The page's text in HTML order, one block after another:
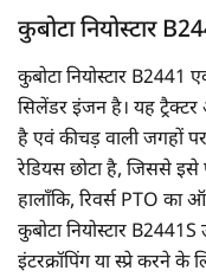
कुबोटा नियोस्टार
कुबोटा नियोस्टार B2441
सिलेंडर इंजन है। यह
है एवं कीचड़ वाली जगहों
रेडियस छोटा है, जिससे इसे
हालाँकि, रिवर्स PTO का
कुबोटा नियोस्टार
इंटरक्रॉपिंग या स्प्रे करने के